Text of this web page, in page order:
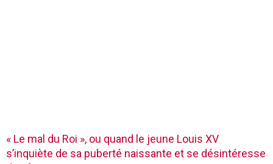
« Le mal du Roi », ou quand le jeune Louis XV
s’inquiète de sa puberté naissante et se désintéresse